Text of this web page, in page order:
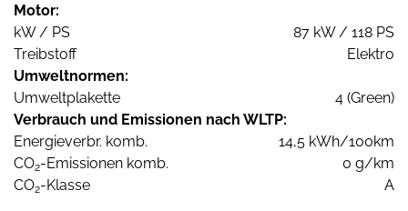
Motor:
kW / PS
87 kW / 118 PS
Treibstoff
Elektro
Umweltnormen:
Umweltplakette
4 (Green)
Verbrauch und Emissionen nach WLTP:
Energieverbr. komb.
14,5 kWh/100km
CO2-Emissionen komb.
0 g/km
CO2-Klasse A